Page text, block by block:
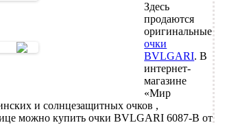
Здесь
продаются
оригинальные
очки
BVLGARI. В
интернет-
магазине
«Мир
и солнцезащитных очков ,
можно купить очки BVLGARI 6087-B от